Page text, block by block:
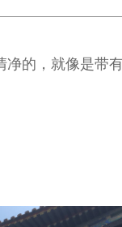
净的，就像是带